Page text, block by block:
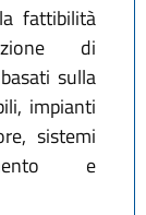
fattibilità
di
sulla
impianti
sistemi
e